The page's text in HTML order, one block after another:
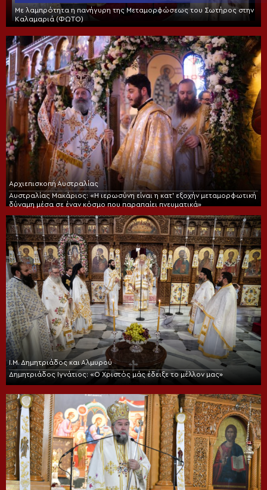
Με λαμπρότητα η πανήγυρη της Μεταμορφώσεως του Σωτήρος στην
Καλαμαριά (ΦΩΤΟ)
Αρχιεπισκοπή Αυστραλίας
Αυστραλίας Μακάριος: «Η ιερωσύνη είναι η κατ’ εξοχήν μεταμορφωτική
δύναμη μέσα σε έναν κόσμο που παραπαίει πνευματικά»
Ι.Μ. Δημητριάδος και Αλμυρού
Δημητριάδος Ιγνάτιος: «Ο Χριστός μάς έδειξε το μέλλον μας»